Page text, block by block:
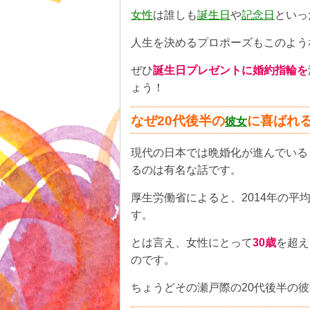
女性は誰しも誕生日 や記念日 とい
人生を決めるプロポーズもこのよ
ぜひ誕生日プレゼントに婚約指輪を
ょう！
なぜ20代後半の彼女に喜ばれ
現代の日本では晩婚化が進んでい
るのは有名な話です。
厚生労働省によると、2014年の平
す。
とは言え、女性にとって30歳を超
のです。
ちょうどその瀬戸際の20代後半の